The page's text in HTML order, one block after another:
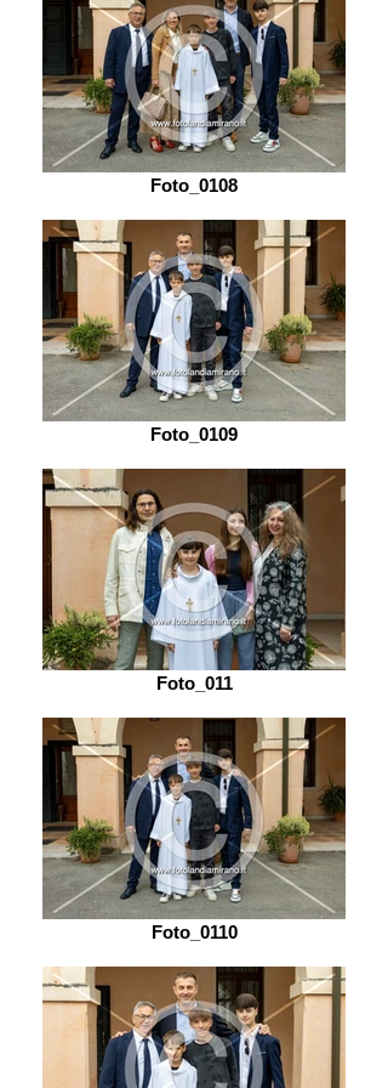
Foto_0108
Foto_0109
Foto_011
Foto_0110